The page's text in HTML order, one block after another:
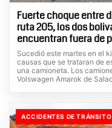
Fuerte choque entre
ruta 205, los dos
encuentran fuera de
Sucedió este martes en el
causas que se trataran de
una camioneta. Los
Volswagen Amarok de
ACCIDENTES DE TRÁNSITO